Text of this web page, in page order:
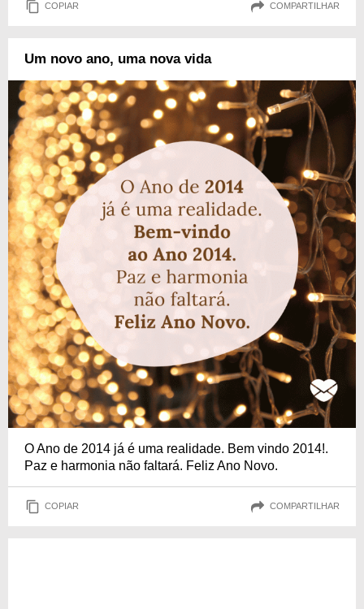
COPIAR COMPARTILHAR
Um novo ano, uma nova vida
O Ano de 2014 já é uma realidade. Bem vindo 2014!.
Paz e harmonia não faltará. Feliz Ano Novo.
COPIAR COMPARTILHAR